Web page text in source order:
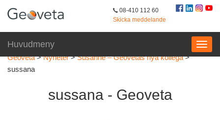
08-410 112 60
Skicka meddelande
Huvudmeny
Geoveta>Nyheter>Susanne – Geovetas nya kollega>
sussana
sussana - Geoveta